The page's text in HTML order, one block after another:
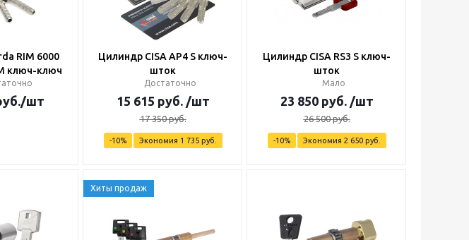
RIM 6000
ключ-ключ
/шт
Цилиндр CISA AP4 S ключ-
шток
Достаточно
15 615 руб. /шт
17 350руб.
-10% Экономия 1 735руб.
Цилиндр CISA RS3 S ключ-
шток
Мало
23 850руб. /шт
26 500руб.
-10% Экономия 2 650руб.
Хиты продаж